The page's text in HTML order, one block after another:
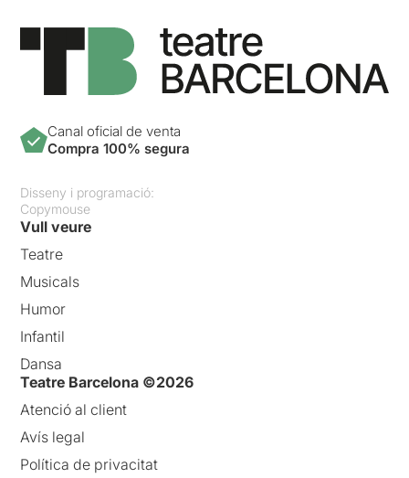
Canal oficial de venta
Compra 100% segura
Disseny i programació:
Copymouse
Vull veure
Teatre
Musicals
Humor
Infantil
Dansa
Teatre Barcelona ©2026
Atenció al client
Avís legal
Política de privacitat